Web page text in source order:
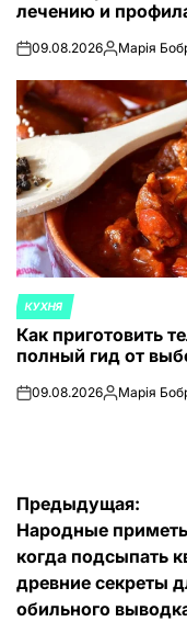
лечению и
on09.08.2026Запись
Марія
ОПУБЛИКОВАНО
В
КУХНЯ
Как приготовить
полный гид от
on09.08.2026Запись
Марія
Навигация
по
записям
Предыдущая:
Народные
когда подсыпать
древние секреты
обильного